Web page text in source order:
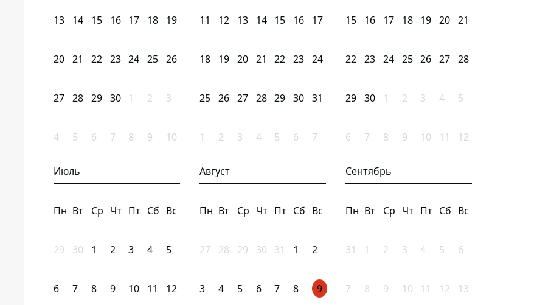
13 14 15 16 17 18 19
20 21 22 23 24 25 26
27 28 29 30 1 2 3
4 5 6 7 8 9 10
11 12 13 14 15 16 17
18 19 20 21 22 23 24
25 26 27 28 29 30 31
1 2 3 4 5 6 7
15 16 17 18 19 20 21
22 23 24 25 26 27 28
29 30 1 2 3 4 5
6 7 8 9 10 11 12
Июль
Пн Вт Ср Чт Пт Сб Вс
29 30 1 2 3 4 5
6 7 8 9 10 11 12
Август
Пн Вт Ср Чт Пт Сб Вс
27 28 29 30 31 1 2
3 4 5 6 7 8 9
Сентябрь
Пн Вт Ср Чт Пт Сб Вс
31 1 2 3 4 5 6
7 8 9 10 11 12 13